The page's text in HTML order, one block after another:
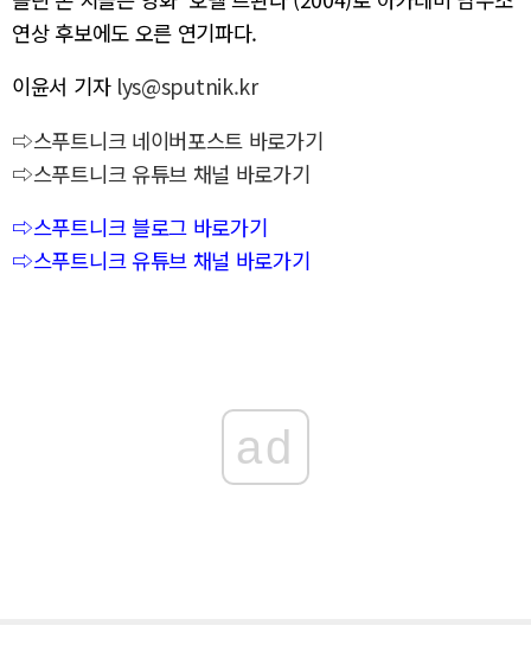
연상 후보에도 오른 연기파다.
이윤서 기자 lys@sputnik.kr
⇨스푸트니크 네이버포스트 바로가기
⇨스푸트니크 유튜브 채널 바로가기
⇨스푸트니크 블로그 바로가기
⇨스푸트니크 유튜브 채널 바로가기
ad